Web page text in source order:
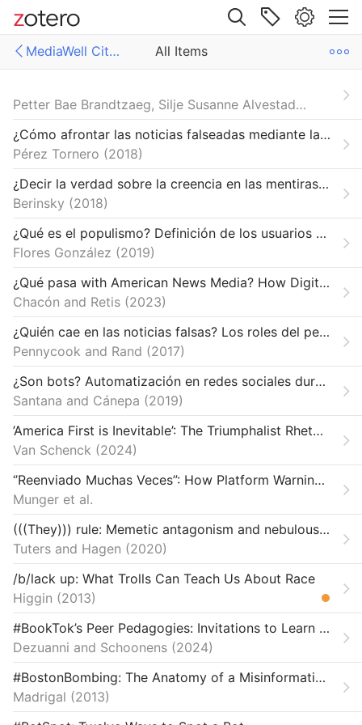
Site navigation
MediaWell Citations Library
All Items
Citations Library
Algorithms and Automation
Credibility and Trust
False Narratives and their Contexts
Infrastructures and Methodologies
Knight Research Network
MediaWell Contributors & Research Reviews
Polarization and Political Manipulation
Regulation, Policy, and Platform Governance
Targeted Disinformation
Petter Bae Brandtzaeg, Silje Susanne Alvestad, Jonas R. Kunst and Asbjørn Følstad
¿Cómo afrontar las noticias falseadas mediante la alfabetización periodística? Estado de la cuestión
Pérez Tornero
2018
¿Decir la verdad sobre la creencia en las mentiras? Evidencia de la prevalencia limitada de respuestas expresivas en encuestas // Telling the Truth about Believing the Lies? Evidence for the Limited Prevalence of Expressive Survey Responding
Berinsky
2018
¿Qué es el populismo? Definición de los usuarios de Twitter durante la campaña electoral presidencial mexicana 2017- 2018
Flores González
2019
¿Qué pasa with American News Media? How Digital-Native Latinx News Serves Community Information Needs Using Messaging Apps
Chacón and Retis 2023
¿Quién cae en las noticias falsas? Los roles del pensamiento analítico, el razonamiento motivado, la ideología política y la receptividad a la basura. // Who Falls for Fake News? The Roles of Analytic Thinking, Motivated Reasoning, Political Ideology, and Bullshit Receptivity
Pennycook and Rand
2017
¿Son bots? Automatización en redes sociales durante las elecciones presidenciales de Chile 2017
Santana and Cánepa
2019
’America First is Inevitable’: The Triumphalist Rhetoric of Nicholas Fuentes
Van Schenck
2024
‘’Reenviado Muchas Veces”: How Platform Warnings Affect WhatsApp Users in Mexico and Colombia
Munger et al.
(((They))) rule: Memetic antagonism and nebulous othering on 4chan
Tuters and Hagen
2020
/b/lack up: What Trolls Can Teach Us About Race
Higgin
2013
#BookTok’s Peer Pedagogies: Invitations to Learn About Books and Reading on TikTok
Dezuanni and Schoonens 2024
#BostonBombing: The Anatomy of a Misinformation Disaster
Madrigal
2013